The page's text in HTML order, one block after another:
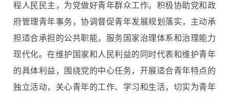
程人民民主，为党做好青年群众工作。积极协助党和政
府管理青年事务，协调督促青年发展规划落实，主动承
担适合承担的公共职能，服务国家治理体系和治理能力
现代化。在维护国家和人民利益的同时代表和维护青年
的具体利益，围绕党的中心任务，开展适合青年特点的
独立活动，关心青年的工作、学习和生活，切实为青年